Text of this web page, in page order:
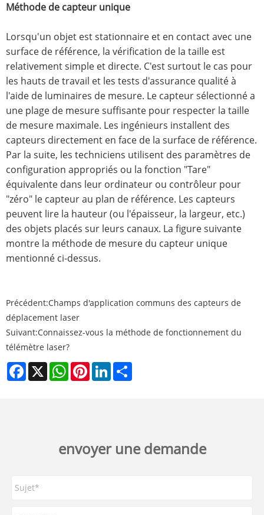
Méthode de capteur unique
Lorsqu'un objet est stationnaire et en contact avec une
surface de référence, la vérification de la taille est
relativement simple et directe. C'est surtout le cas pour
les hauts de travail et les tests d'assurance qualité à
l'aide de luminaires de mesure. Le capteur sélectionné a
une plage de mesure suffisante pour respecter la taille
de mesure maximale. Les ingénieurs installent des
capteurs directement en face de la surface de référence.
Par la suite, les techniciens utilisent des paramètres de
configuration appropriés ou la fonction "Tare"
équivalente dans leur ordinateur ou contrôleur pour
"zéro" le capteur au plan de référence. Les capteurs
peuvent lire la hauteur (ou l'épaisseur, la largeur, etc.)
des objets placés sur leurs canaux. La figure suivante
montre la méthode de mesure du capteur unique
mentionné ci-dessus.
Précédent:Champs d'application communs des capteurs de
déplacement laser
Suivant:Connaissez-vous la méthode de fonctionnement du
télémètre laser?
Facebook
X WhatsAppPinterestLinkedIn
envoyer une demande